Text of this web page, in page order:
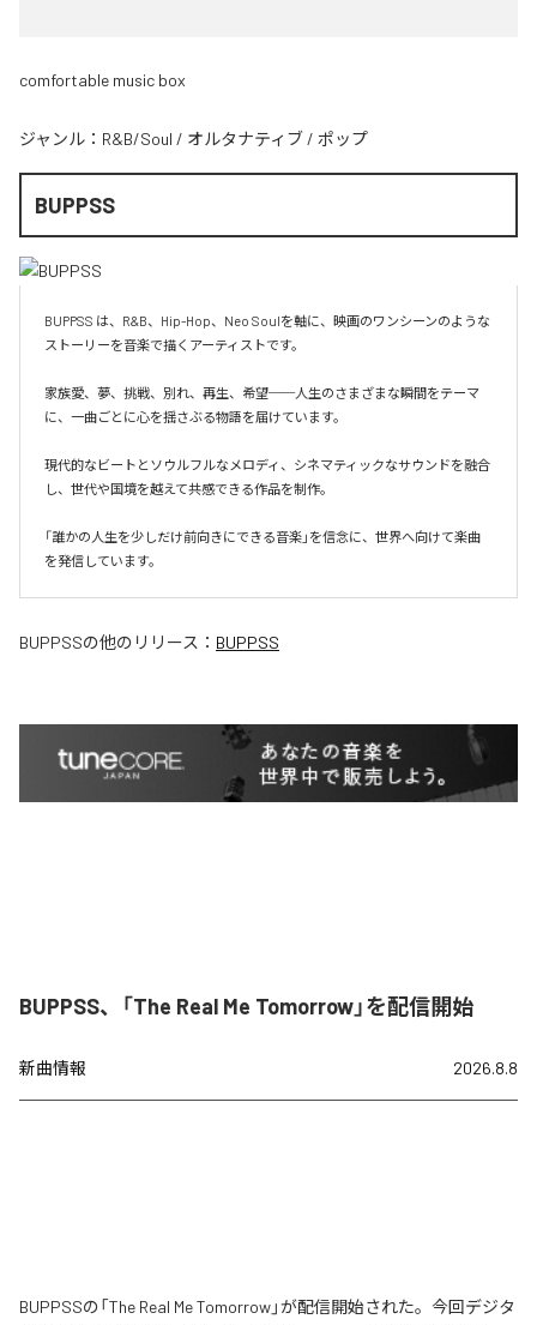
comfortable music box
ジャンル： R&B/Soul / オルタナティブ / ポップ
BUPPSS
BUPPSS は、R&B、Hip-Hop、Neo Soulを軸に、映画のワンシーンのような
ストーリーを音楽で描くアーティストです。
家族愛、夢、挑戦、別れ、再生、希望──人生のさまざまな瞬間をテーマ
に、一曲ごとに心を揺さぶる物語を届けています。
現代的なビートとソウルフルなメロディ、シネマティックなサウンドを融合
し、世代や国境を越えて共感できる作品を制作。
「誰かの人生を少しだけ前向きにできる音楽」を信念に、世界へ向けて楽曲
を発信しています。
BUPPSSの他のリリース： BUPPSS
BUPPSS、「The Real Me Tomorrow」を配信開始
新曲情報 2026.8.8
BUPPSSの「The Real Me Tomorrow」が配信開始された。今回デジタ